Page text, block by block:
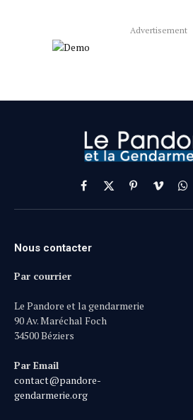
Advertisement
Facebook
X
(Twitter)
PinterestVimeo
Nous contacter
Par courrier
Le Pandore et la gendarmerie
90 Av. Maréchal Foch
34500 Béziers
Par Email
contact@pandore-
gendarmerie.org